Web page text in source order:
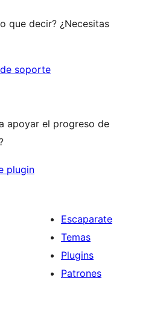
que decir? ¿Necesitas
soporte
apoyar el progreso de
plugin
Escaparate
Temas
Plugins
Patrones